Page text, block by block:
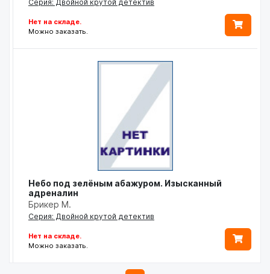
Серия: Двойной крутой детектив
Нет на складе.
Можно заказать.
Небо под зелёным абажуром. Изысканный
адреналин
Брикер М.
Серия: Двойной крутой детектив
Нет на складе.
Можно заказать.